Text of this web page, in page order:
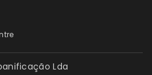
Lda